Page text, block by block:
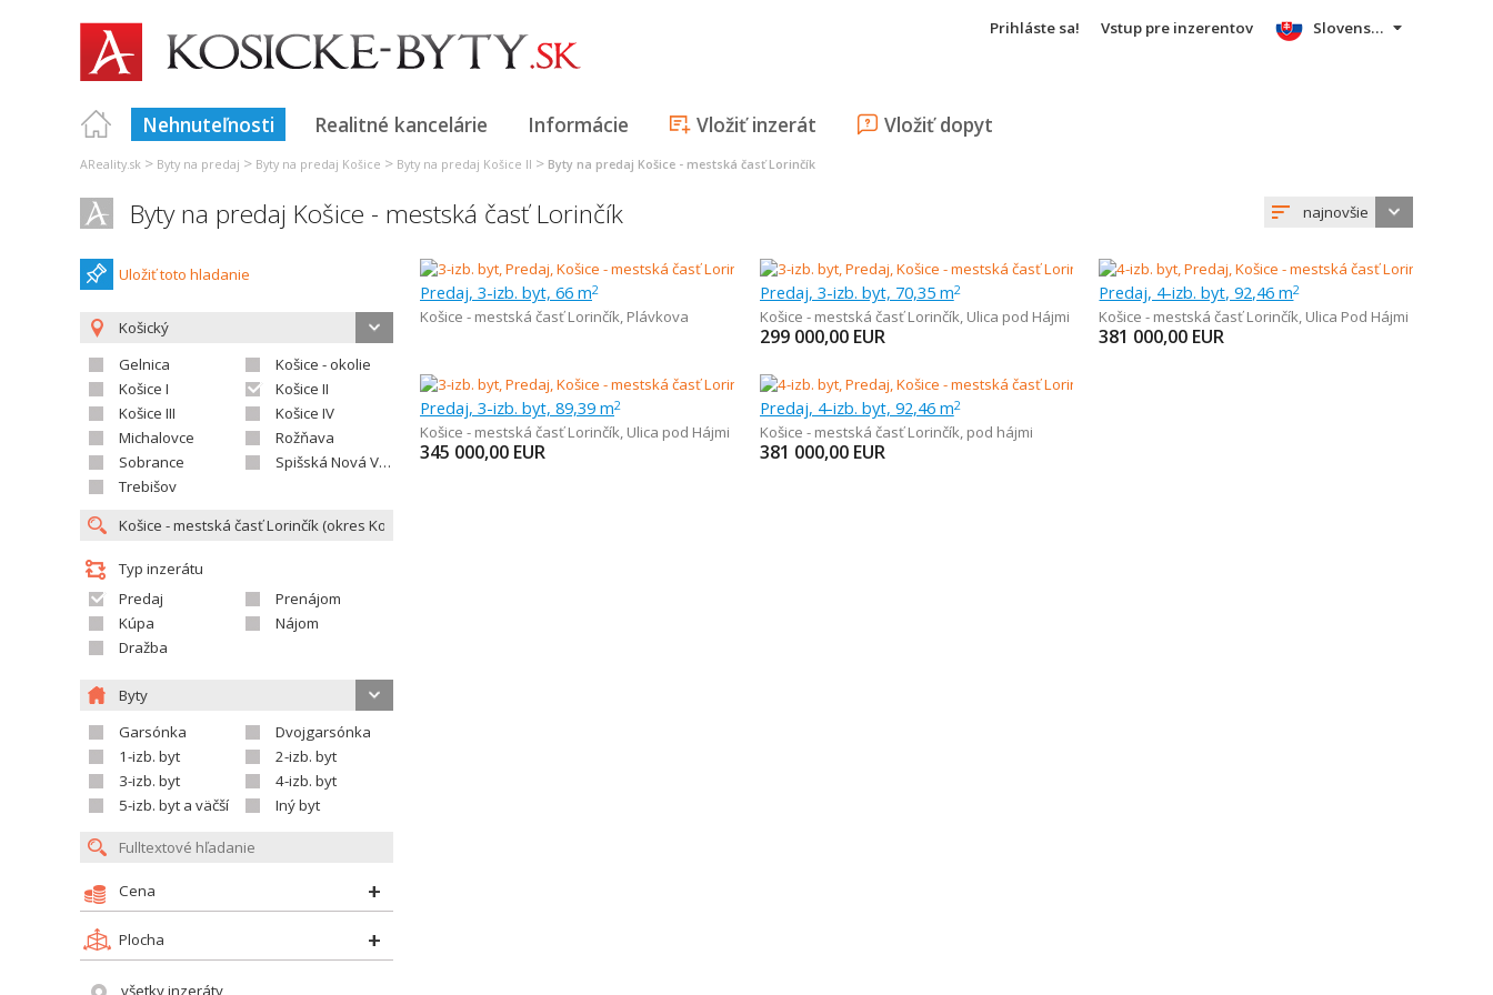
Prihláste sa! Vstup pre inzerentov
Nehnuteľnosti Realitné kancelárie Informácie Vložiť inzerát Vložiť dopyt
Slovensky
AReality.sk > Byty na predaj > Byty na predaj Košice > Byty na predaj Košice II > Byty na predaj Košice - mestská časť Lorinčík
Byty na predaj Košice - mestská časť Lorinčík najnovšie
Uložiť toto hladanie
Košický
Gelnica
Košice - okolie
Košice I
Košice II
Košice III
Košice IV
Michalovce
Rožňava
Sobrance
Spišská Nová Ves
Trebišov
Typ inzerátu
Predaj
Prenájom
Kúpa
Nájom
Dražba
Byty
Garsónka
Dvojgarsónka
1-izb. byt
2-izb. byt
3-izb. byt
4-izb. byt
5-izb. byt a väčší
Iný byt
Cena
Plocha
všetky inzeráty
Predaj, 3-izb. byt, 66 m2
Košice - mestská časť Lorinčík, Plávkova
Predaj, 3-izb. byt, 70,35 m2
Košice - mestská časť Lorinčík, Ulica pod Hájmi
299 000,00 EUR
Predaj, 4-izb. byt, 92,46 m2
Košice - mestská časť Lorinčík, Ulica Pod Hájmi
381 000,00 EUR
Predaj, 3-izb. byt, 89,39 m2
Košice - mestská časť Lorinčík, Ulica pod Hájmi
345 000,00 EUR
Predaj, 4-izb. byt, 92,46 m2
Košice - mestská časť Lorinčík, pod hájmi
381 000,00 EUR